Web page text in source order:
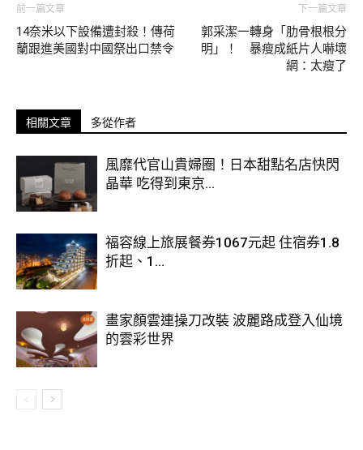
地址：台北市北投區光明路230號
立刻領取「幸福雙人房2小時泡湯券」！
▼2.北投春天酒店
北投春天酒店位於北投溫泉源頭－大磺嘴的至高點，引流日本
泉量四季豐沛、源源不斷，完全不受污染，堪稱台灣最豪華的
溫泉設備。除了泡湯住宿、個人湯屋，還有露天風呂，很適合
一家大小一起泡溫泉！
現在領券，「尊爵紅檜湯饗」、「大眾湯池／湯屋」和「客房
雙人泡湯」都有優惠，單人湯屋千元有找，還有午餐、晚餐可
以選擇，不限時大眾池泡湯加日式料理899元起！
前一篇文章
14奈米以下設備遭封殺！傳荷
蘭跟進美國對中國祭出口禁令
下一篇文章
郭采潔一轉身「肋骨根根分
明」！ 暴瘦成紙片人嚇壞
網：太瘦了
相關文章 多從作者
風靡代官山貴婦圈！日本甜點名店快閃
晶華 吃得到東京...
福容線上旅展餐券1067元起 住宿券1.8
折起、1...
畫家顏雲連操刀改裝 波麗路成登入仙境
的雲彩世界